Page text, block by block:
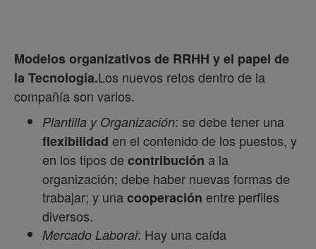
Modelos organizativos de RRHH y el papel de
la Tecnología.Los nuevos retos dentro de la
compañía son varios.
Plantilla y Organización: se debe tener una
flexibilidad en el contenido de los puestos, y
en los tipos de contribución a la
organización; debe haber nuevas formas de
trabajar; y unacooperación entre perfiles
diversos.
Mercado Laboral: Hay una caída